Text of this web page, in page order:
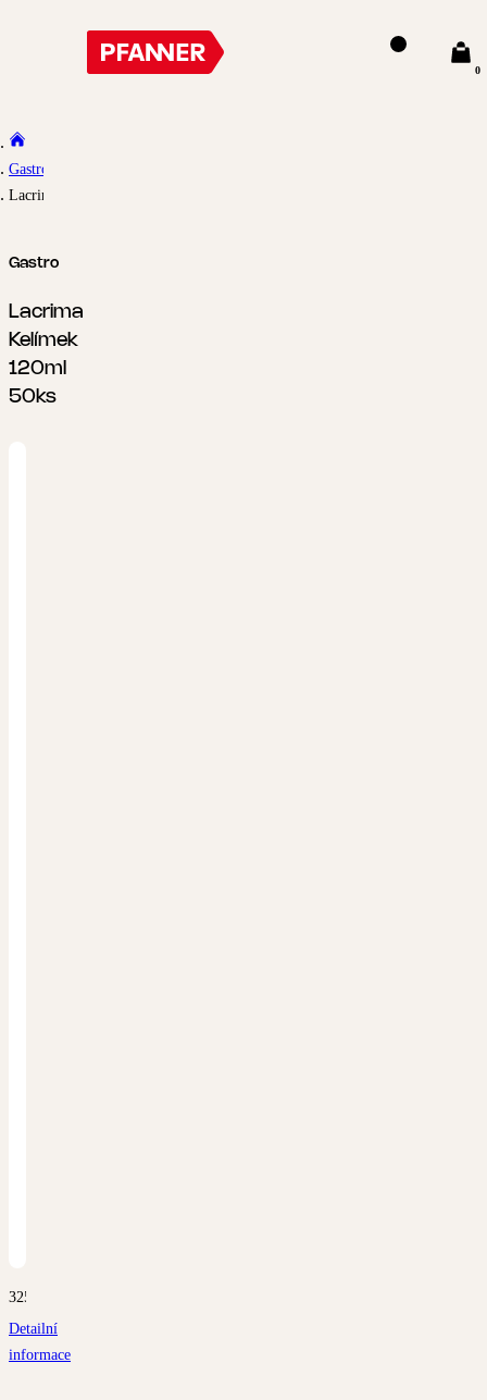
0
Gastro
Lacrima Kelímek 120ml 50ks
Gastro
Lacrima
Kelímek
120ml
50ks
3252
Detailní
informace